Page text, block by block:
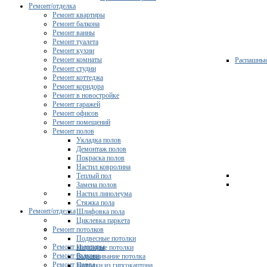
Ремонт/отделка
Ремонт квартиры
Ремонт балкона
Ремонт ванны
Ремонт/отделка
Ремонт квартиры
Ремонт балкона
Ремонт ванны
Ремонт туалета
Ремонт кухни
Ремонт комнаты
Ремонт студии
Ремонт коттеджа
Ремонт коридора
Ремонт в новостройке
Ремонт гаражей
Ремонт офисов
Ремонт помещений
Ремонт полов
Укладка полов
Демонтаж полов
Покраска полов
Настил ковролина
Теплый пол
Замена полов
Настил линолеума
Стяжка пола
Шлифовка пола
Циклевка паркета
Ремонт потолков
Подвесные потолки
Натяжные потолки
Выравнивание потолка
Потолки из гипсокартона